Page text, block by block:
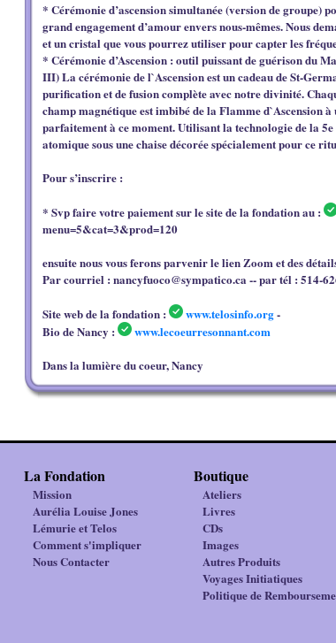
* Cérémonie d’ascension simultanée (version de groupe)
grand engagement d’amour envers nous-mêmes. Nous
et un cristal que vous pourrez utiliser pour capter les
* Cérémonie d’Ascension : outil puissant de guérison du
III) La cérémonie de l`Ascension est un cadeau de St-
purification et de fusion complète avec notre divinité.
champ magnétique est imbibé de la Flamme d`Ascension
parfaitement à ce moment. Utilisant la technologie de la
atomique sous une chaise décorée spécialement pour ce
Pour s’inscrire :
* Svp faire votre paiement sur le site de la fondation au :
menu=5&cat=3&prod=120
ensuite nous vous ferons parvenir le lien Zoom et des
Par courriel : nancyfuoco@sympatico.ca -- par tél : 514-
Site web de la fondation : www.telosinfo.org-
Bio de Nancy :
www.lecoeurresonnant.com
Dans la lumière du coeur, Nancy
La Fondation
Mission
Aurélia Louise Jones
Lémurie et Telos
Comment s'impliquer
Nous Contacter
Boutique
Ateliers
Livres
CDs
Images
Autres Produits
Voyages Initiatiques
Politique de